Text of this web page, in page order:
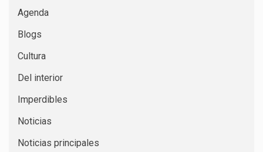
Agenda
Blogs
Cultura
Del interior
Imperdibles
Noticias
Noticias principales